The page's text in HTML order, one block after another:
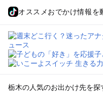
オススメおでかけ情報を
栃木の人気のお出かけ先を探